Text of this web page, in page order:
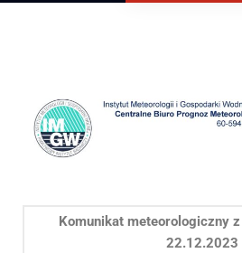
Komunikat meteorologiczny
22.12.2023